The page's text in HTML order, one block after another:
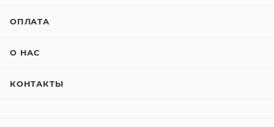
ОПЛАТА
О НАС
КОНТАКТЫ